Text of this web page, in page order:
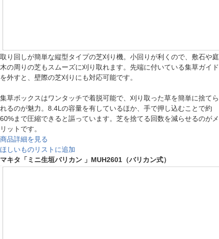
取り回しが簡単な縦型タイプの芝刈り機。小回りが利くので、敷石や庭
木の周りの芝もスムーズに刈り取れます。先端に付いている集草ガイド
を外すと、壁際の芝刈りにも対応可能です。
集草ボックスはワンタッチで着脱可能で、刈り取った草を簡単に捨てら
れるのが魅力。8.4Lの容量を有しているほか、手で押し込むことで約
60%まで圧縮できると謳っています。芝を捨てる回数を減らせるのがメ
リットです。
商品詳細を見る
ほしいものリストに追加
マキタ「ミニ生垣バリカン 」MUH2601（バリカン式）